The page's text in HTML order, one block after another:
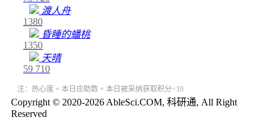
渡人舟
1380
昏睡的蟠桃
1350
天晴
59 710
注：热心度 = 本日应助数 + 本日被采纳获取积分÷10
Copyright © 2020-2026 AbleSci.COM, 科研通, All Right
Reserved